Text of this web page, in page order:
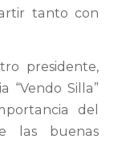
tanto con
presidente,
“Vendo Silla”
del
las buenas